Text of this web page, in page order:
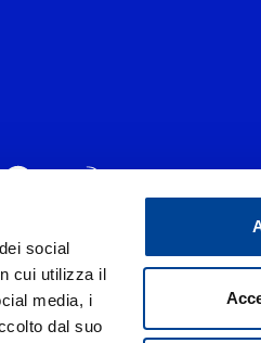
social
cui utilizza il
media, i
dal suo
21 - 20139 Milano
data 29/06/1977